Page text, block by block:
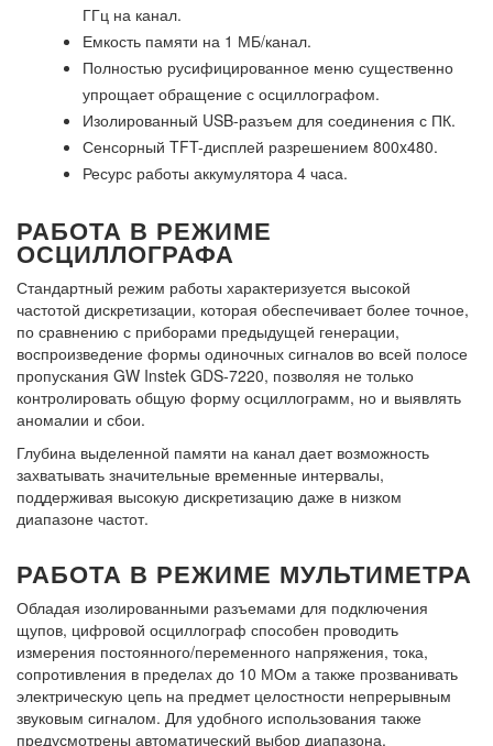
ГГц на канал.
Емкость памяти на 1 МБ/канал.
Полностью русифицированное меню существенно
упрощает обращение с осциллографом.
Изолированный USB-разъем для соединения с ПК.
Сенсорный TFT-дисплей разрешением 800x480.
Ресурс работы аккумулятора 4 часа.
РАБОТА В РЕЖИМЕ
ОСЦИЛЛОГРАФА
Стандартный режим работы характеризуется высокой
частотой дискретизации, которая обеспечивает более точное,
по сравнению с приборами предыдущей генерации,
воспроизведение формы одиночных сигналов во всей полосе
пропускания GW Instek GDS-7220, позволяя не только
контролировать общую форму осциллограмм, но и выявлять
аномалии и сбои.
Глубина выделенной памяти на канал дает возможность
захватывать значительные временные интервалы,
поддерживая высокую дискретизацию даже в низком
диапазоне частот.
РАБОТА В РЕЖИМЕ МУЛЬТИМЕТРА
Обладая изолированными разъемами для подключения
щупов, цифровой осциллограф способен проводить
измерения постоянного/переменного напряжения, тока,
сопротивления в пределах до 10 МОм а также прозванивать
электрическую цепь на предмет целостности непрерывным
звуковым сигналом. Для удобного использования также
предусмотрены автоматический выбор диапазона,